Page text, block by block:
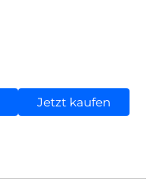
Jetzt kaufen